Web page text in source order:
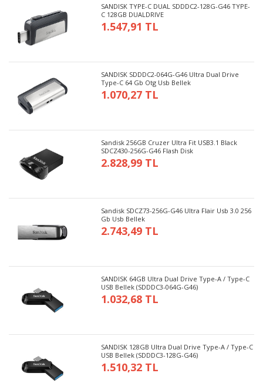
SANDISK TYPE-C DUAL SDDDC2-128G-G46 TYPE-
C 128GB DUALDRIVE
1.547,91 TL
SANDISK SDDDC2-064G-G46 Ultra Dual Drive
Type-C 64 Gb Otg Usb Bellek
1.070,27 TL
Sandisk 256GB Cruzer Ultra Fit USB3.1 Black
SDCZ430-256G-G46 Flash Disk
2.828,99 TL
Sandisk SDCZ73-256G-G46 Ultra Flair Usb 3.0 256
Gb Usb Bellek
2.743,49 TL
SANDISK 64GB Ultra Dual Drive Type-A / Type-C
USB Bellek (SDDDC3-064G-G46)
1.032,68 TL
SANDISK 128GB Ultra Dual Drive Type-A / Type-C
USB Bellek (SDDDC3-128G-G46)
1.510,32 TL